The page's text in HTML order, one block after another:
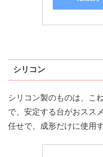
シリコン
シリコン製のものは、こ
で、安定する台がおスス
任せで、成形だけに使用